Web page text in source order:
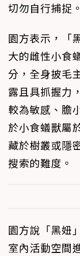
切勿自行捕捉。
園方表示，「
大的雌性小食
分，全身披毛
露且具抓握力
較為敏感、膽
於小食蟻獸屬
藏於樹叢或隱
搜索的難度。
園方說「黑妞
室內活動空間